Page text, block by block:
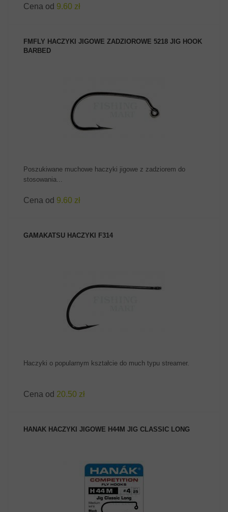
Cena od 9.60 zł
FMFLY HACZYKI JIGOWE ZADZIOROWE 5218 JIG HOOK
BARBED
ZOBACZ PRODUKT
Poszukiwane muchowe haczyki jigowe z zadziorem do
stosowania...
Cena od 9.60 zł
GAMAKATSU HACZYKI F314
ZOBACZ PRODUKT
Haczyki o popularnym kształcie do much typu streamer.
Cena od 20.50 zł
HANAK HACZYKI JIGOWE H44M JIG CLASSIC LONG
ZOBACZ PRODUKT